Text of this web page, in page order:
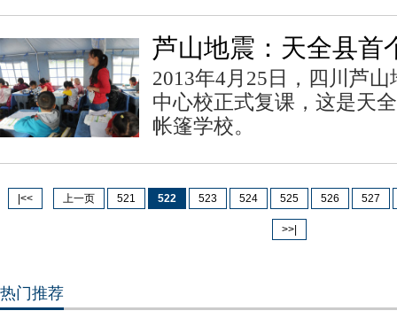
芦山地震：天全县首
2013年4月25日，四川芦
中心校正式复课，这是天
帐篷学校。
|<< 上一页 521 522 523 524 525 526 527
>>|